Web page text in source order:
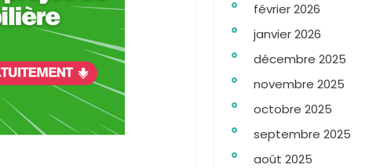
février 2026
janvier 2026
décembre 2025
novembre 2025
octobre 2025
septembre 2025
août 2025